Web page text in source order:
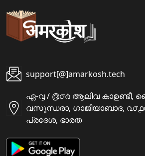
support[@]amarkosh.tech
ഏ-൮ / ൫൦൪ ആലിവ കാഉണ്ടീ,
വസുന്ധരാ, ഗാജിയാബാദ,
പ്രദേശ, ഭാരത